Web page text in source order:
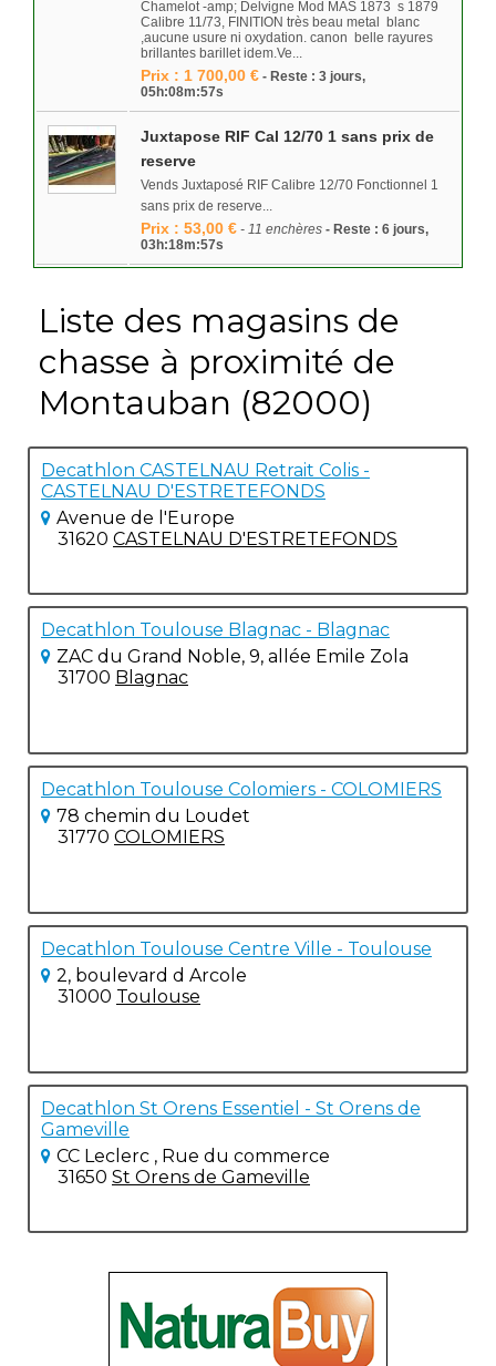
Chamelot -amp; Delvigne Mod MAS 1873 s 1879
Calibre 11/73, FINITION très beau metal blanc
,aucune usure ni oxydation. canon belle rayures
brillantes barillet idem.Ve...
Prix : 1 700,00 € - Reste : 3 jours,
05h:08m:57s
Juxtapose RIF Cal 12/70 1 sans prix de
reserve
Vends Juxtaposé RIF Calibre 12/70 Fonctionnel 1
sans prix de reserve...
Prix : 53,00 € - 11 enchères - Reste : 6 jours,
03h:18m:57s
Liste des magasins de
chasse à proximité de
Montauban (82000)
Decathlon CASTELNAU Retrait Colis -
CASTELNAU D'ESTRETEFONDS
Avenue de l'Europe
31620 CASTELNAU D'ESTRETEFONDS
Decathlon Toulouse Blagnac - Blagnac
ZAC du Grand Noble, 9, allée Emile Zola
31700 Blagnac
Decathlon Toulouse Colomiers - COLOMIERS
78 chemin du Loudet
31770 COLOMIERS
Decathlon Toulouse Centre Ville - Toulouse
2, boulevard d Arcole
31000 Toulouse
Decathlon St Orens Essentiel - St Orens de
Gameville
CC Leclerc , Rue du commerce
31650 St Orens de Gameville